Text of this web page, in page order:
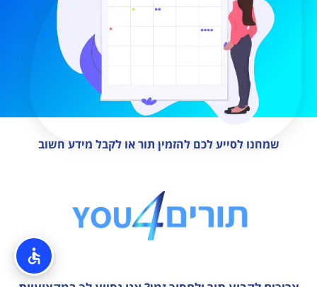
שמחנו לסייע לכם להזמין תור או לקבל מידע חשוב